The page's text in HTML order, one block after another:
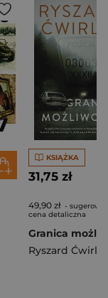
KSIĄŻKA
31,75 zł
49,90 zł -
cena detaliczna
Granica
Ryszard Ćwirlej